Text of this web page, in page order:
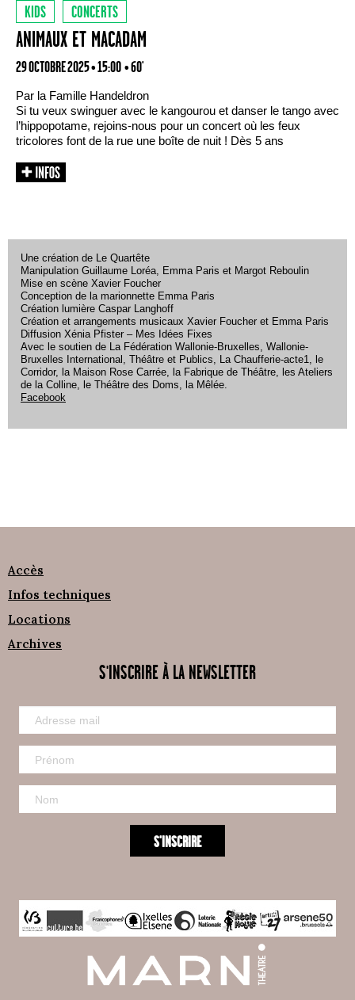
KIDS CONCERTS
ANIMAUX ET MACADAM
29 OCTOBRE 2025 • 15:00 • 60'
Par la Famille Handeldron
Si tu veux swinguer avec le kangourou et danser le tango avec
l’hippopotame, rejoins-nous pour un concert où les feux
tricolores font de la rue une boîte de nuit ! Dès 5 ans
Une création de Le Quartête
Manipulation Guillaume Loréa, Emma Paris et Margot Reboulin
Mise en scène Xavier Foucher
Conception de la marionnette Emma Paris
Création lumière Caspar Langhoff
Création et arrangements musicaux Xavier Foucher et Emma Paris
Diffusion Xénia Pfister – Mes Idées Fixes
Avec le soutien de La Fédération Wallonie-Bruxelles, Wallonie-
Bruxelles International, Théâtre et Publics, La Chaufferie-acte1, le
Corridor, la Maison Rose Carrée, la Fabrique de Théâtre, les Ateliers
de la Colline, le Théâtre des Doms, la Mêlée.
Facebook
Accès
Infos techniques
Locations
Archives
S'INSCRIRE À LA NEWSLETTER